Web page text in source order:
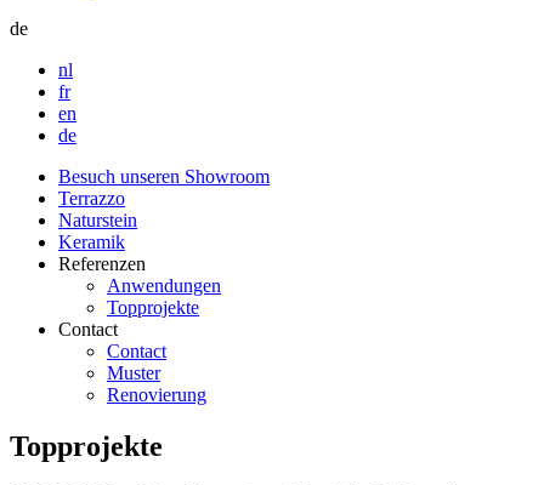
de
nl
fr
en
de
Hoofdnavigatie
Besuch unseren Showroom
Terrazzo
Naturstein
Keramik
Referenzen
Anwendungen
Topprojekte
Contact
Contact
Muster
Renovierung
Topprojekte